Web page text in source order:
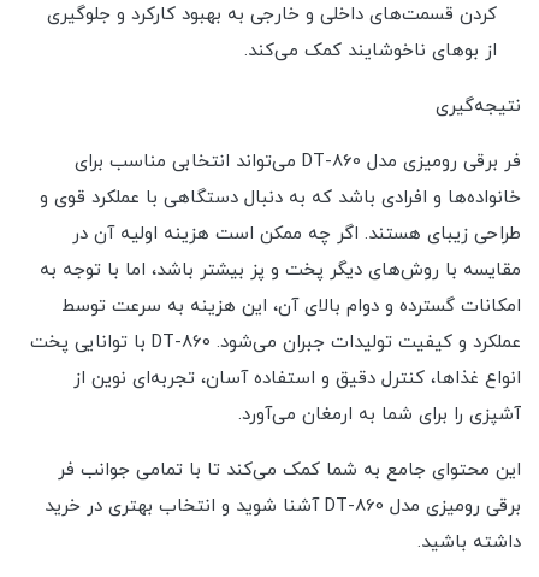
کردن قسمت‌های داخلی و خارجی به بهبود کارکرد و جلوگیری
از بوهای ناخوشایند کمک می‌کند.
نتیجه‌گیری
فر برقی رومیزی مدل DT-860 می‌تواند انتخابی مناسب برای
خانواده‌ها و افرادی باشد که به دنبال دستگاهی با عملکرد قوی و
طراحی زیبای هستند. اگر چه ممکن است هزینه اولیه آن در
مقایسه با روش‌های دیگر پخت و پز بیشتر باشد، اما با توجه به
امکانات گسترده و دوام بالای آن، این هزینه به سرعت توسط
عملکرد و کیفیت تولیدات جبران می‌شود. DT-860 با توانایی پخت
انواع غذاها، کنترل دقیق و استفاده آسان، تجربه‌ای نوین از
آشپزی را برای شما به ارمغان می‌آورد.
این محتوای جامع به شما کمک می‌کند تا با تمامی جوانب فر
برقی رومیزی مدل DT-860 آشنا شوید و انتخاب بهتری در خرید
داشته باشید.